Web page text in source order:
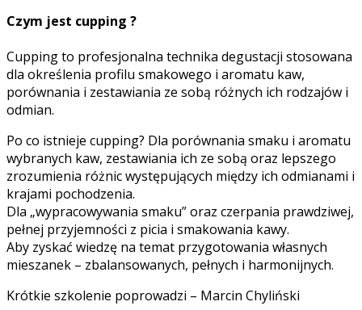
Czym jest cupping ?
Cupping to profesjonalna technika degustacji stosowana
dla określenia profilu smakowego i aromatu kaw,
porównania i zestawiania ze sobą różnych ich rodzajów i
odmian.
Po co istnieje cupping? Dla porównania smaku i aromatu
wybranych kaw, zestawiania ich ze sobą oraz lepszego
zrozumienia różnic występujących między ich odmianami i
krajami pochodzenia.
Dla „wypracowywania smaku” oraz czerpania prawdziwej,
pełnej przyjemności z picia i smakowania kawy.
Aby zyskać wiedzę na temat przygotowania własnych
mieszanek – zbalansowanych, pełnych i harmonijnych.
Krótkie szkolenie poprowadzi – Marcin Chyliński